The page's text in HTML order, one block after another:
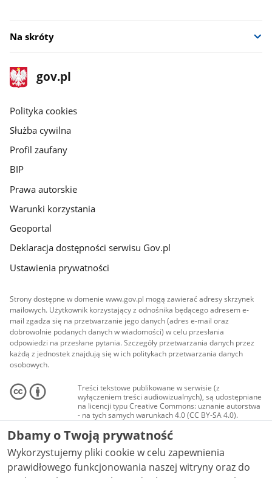
Na skróty
stopka
gov.pl
Strona
gov.pl
gov.pl
Polityka cookies
Służba cywilna
Profil zaufany
BIP
Prawa autorskie
Warunki korzystania
Geoportal
Deklaracja dostępności serwisu Gov.pl
Ustawienia prywatności
Strony dostępne w domenie www.gov.pl mogą zawierać adresy skrzynek
mailowych. Użytkownik korzystający z odnośnika będącego adresem e-
mail zgadza się na przetwarzanie jego danych (adres e-mail oraz
dobrowolnie podanych danych w wiadomości) w celu przesłania
odpowiedzi na przesłane pytania. Szczegóły przetwarzania danych przez
każdą z jednostek znajdują się w ich politykach przetwarzania danych
osobowych.
Treści tekstowe publikowane w serwisie (z
wyłączeniem treści audiowizualnych), są udostępniane
na licencji typu Creative Commons: uznanie autorstwa
- na tych samych warunkach 4.0 (CC BY-SA 4.0).
Materiały audiowizualne, w tym zdjęcia, materiały
audio i wideo, są udostępniane na licencji typu
Creative Commons: uznanie autorstwa użycie
niekomercyjne - bez utworów zależnych 4.0 (CC BY-
NC-ND 4.0), o ile nie jest to stwierdzone inaczej.
Dbamy o Twoją prywatność
Wykorzystujemy pliki cookie w celu zapewnienia
prawidłowego funkcjonowania naszej witryny oraz do